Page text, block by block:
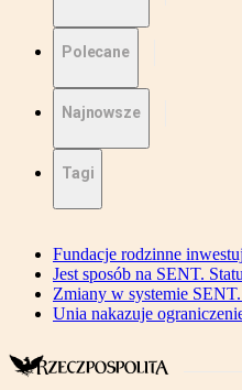
Polecane
Najnowsze
Tagi
Fundacje rodzinne
Jest sposób na SENT.
Zmiany w systemie
Unia nakazuje